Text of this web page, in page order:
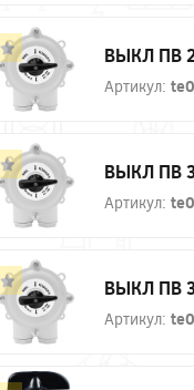
ВЫКЛ ПВ
Артикул:
ВЫКЛ ПВ
Артикул:
ВЫКЛ ПВ
Артикул: